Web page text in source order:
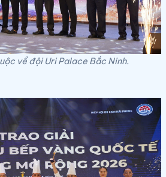
về đội Uri Palace Bắc Ninh.